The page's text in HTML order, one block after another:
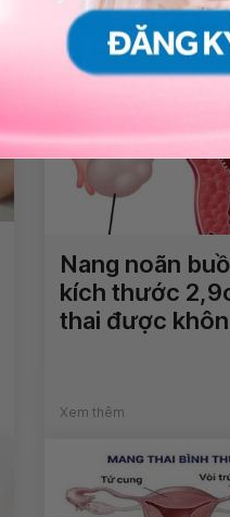
Nang noãn
kích thước
thai được
Xem thêm